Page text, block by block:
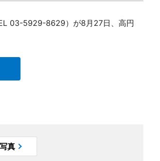
03-5929-8629）が8月27日、高円
真